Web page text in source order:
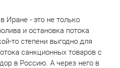
Иране - это не только
и остановка потока
то степени выгодно для
санкционных товаров с
в Россию. А через него в